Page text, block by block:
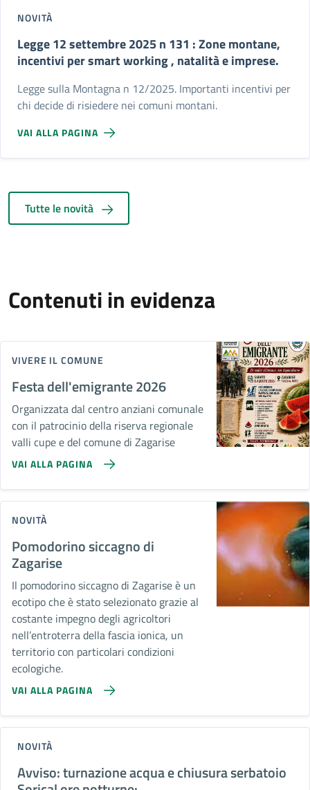
NOVITÀ
Legge 12 settembre 2025 n 131 : Zone montane,
incentivi per smart working , natalità e imprese.
Legge sulla Montagna n 12/2025. Importanti incentivi per
chi decide di risiedere nei comuni montani.
VAI ALLA PAGINA
Tutte le novità
Contenuti in evidenza
VIVERE IL COMUNE
Festa dell'emigrante 2026
Organizzata dal centro anziani comunale
con il patrocinio della riserva regionale
valli cupe e del comune di Zagarise
VAI ALLA PAGINA
NOVITÀ
Pomodorino siccagno di
Zagarise
Il pomodorino siccagno di Zagarise è un
ecotipo che è stato selezionato grazie al
costante impegno degli agricoltori
nell’entroterra della fascia ionica, un
territorio con particolari condizioni
ecologiche.
VAI ALLA PAGINA
NOVITÀ
Avviso: turnazione acqua e chiusura serbatoio